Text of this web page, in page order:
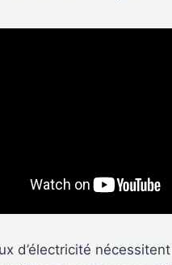
d’électricité